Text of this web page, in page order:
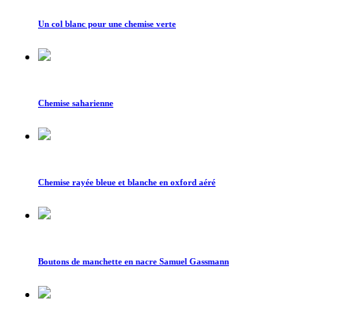
Un col blanc pour une chemise verte
Chemise saharienne
Chemise rayée bleue et blanche en oxford aéré
Boutons de manchette en nacre Samuel Gassmann